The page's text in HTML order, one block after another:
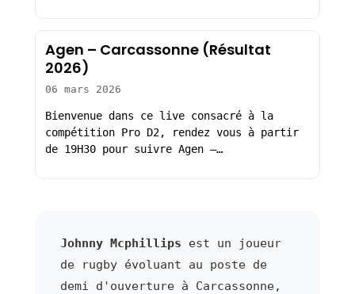
Agen – Carcassonne (Résultat
2026)
06 mars 2026
Bienvenue dans ce live consacré à la
compétition Pro D2, rendez vous à partir
de 19H30 pour suivre Agen –…
Johnny Mcphillips est un joueur
de rugby évoluant au poste de
demi d'ouverture à Carcassonne,